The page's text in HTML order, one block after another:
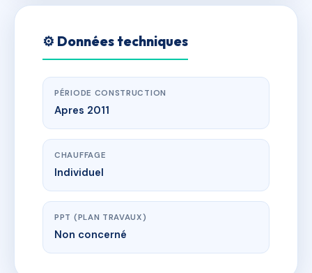
⚙️ Données techniques
PÉRIODE CONSTRUCTION
Apres 2011
CHAUFFAGE
Individuel
PPT (PLAN TRAVAUX)
Non concerné